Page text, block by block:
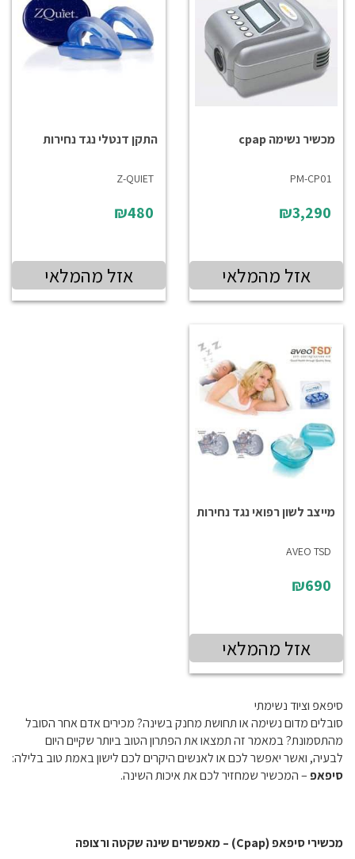
מכשיר נשימה cpap
PM-CP01
₪3,290
אזל מהמלאי
התקן דנטלי נגד נחירות
Z-QUIET
₪480
אזל מהמלאי
מייצב לשון רפואי נגד נחירות
AVEO TSD
₪690
אזל מהמלאי
סיפאפ וציוד נשימתי
סובלים מדום נשימה או תחושת מחנק בשינה? מכירים אדם אחר הסובל
מהתסמונת? במאמר זה תמצאו את הפתרון הטוב ביותר שקיים היום
לבעיה, ואשר יאפשר לכם או לאנשים היקרים לכם לישון באמת טוב בלילה:
סיפאפ – המכשיר שמחזיר לכם את איכות השינה.
מכשירי סיפאפ (Cpap) – מאפשרים שינה שקטה ורצופה